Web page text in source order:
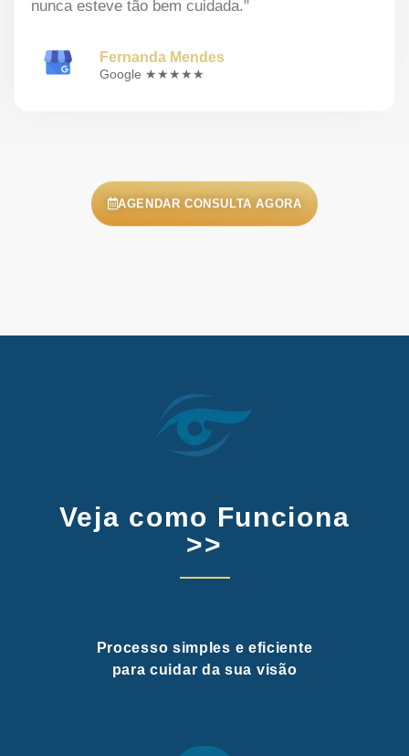
nunca esteve tão bem cuidada."
Fernanda Mendes
Google ★★★★★
AGENDAR CONSULTA AGORA
Veja como Funciona
>>
Processo simples e eficiente
para cuidar da sua visão